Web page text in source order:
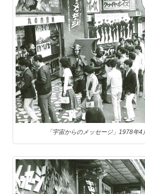
「宇宙からのメッセージ」1978年